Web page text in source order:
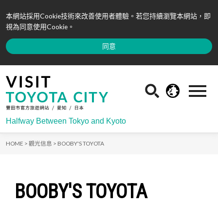
本網站採用Cookie技術來改善使用者體驗。若您持續瀏覽本網站，即
視為同意使用Cookie。
同意
Halfway Between Tokyo and Kyoto
HOME > 觀光信息 > BOOBY'S TOYOTA
BOOBY'S TOYOTA